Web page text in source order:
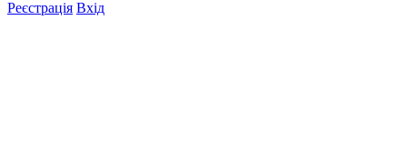
Реєстрація Вхід